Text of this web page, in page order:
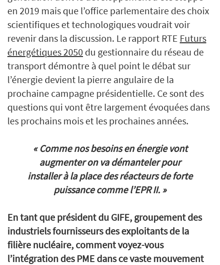
en 2019 mais que l’office parlementaire des choix
scientifiques et technologiques voudrait voir
revenir dans la discussion. Le rapport RTE Futurs
énergétiques 2050 du gestionnaire du réseau de
transport démontre à quel point le débat sur
l’énergie devient la pierre angulaire de la
prochaine campagne présidentielle. Ce sont des
questions qui vont être largement évoquées dans
les prochains mois et les prochaines années.
«Comme nos besoins en énergie vont
augmenter on va démanteler pour
installer à la place des réacteurs de forte
puissance comme l’EPR II. »
En tant que président du GIFE, groupement des
industriels fournisseurs des exploitants de la
filière nucléaire, comment voyez-vous
l’intégration des PME dans ce vaste mouvement